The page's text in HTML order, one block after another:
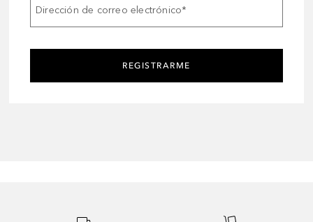
Dirección de correo electrónico*
REGISTRARME